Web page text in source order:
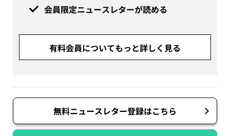
会員限定ニュースレターが読める
有料会員についてもっと詳しく見る
無料ニュースレター登録はこちら